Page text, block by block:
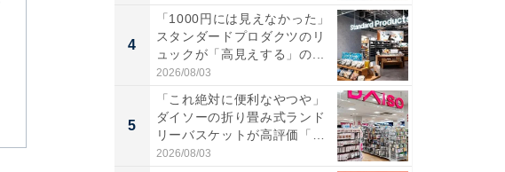
4
「1000円には見えなかった」
スタンダードプロダクツのリ
ュックが「高見えする」の...
2026/08/03
5
「これ絶対に便利なやつや」
ダイソーの折り畳み式ランド
リーバスケットが高評価「使
わ...
2026/08/03